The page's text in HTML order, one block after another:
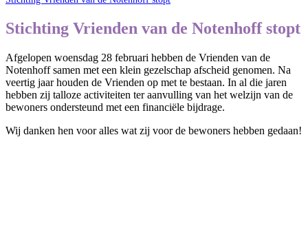
Stichting Vrienden van de Notenhoff stopt
Afgelopen woensdag 28 februari hebben de Vrienden van de
Notenhoff samen met een klein gezelschap afscheid genomen. Na
veertig jaar houden de Vrienden op met te bestaan. In al die jaren
hebben zij talloze activiteiten ter aanvulling van het welzijn van de
bewoners ondersteund met een financiële bijdrage.
Wij danken hen voor alles wat zij voor de bewoners hebben gedaan!